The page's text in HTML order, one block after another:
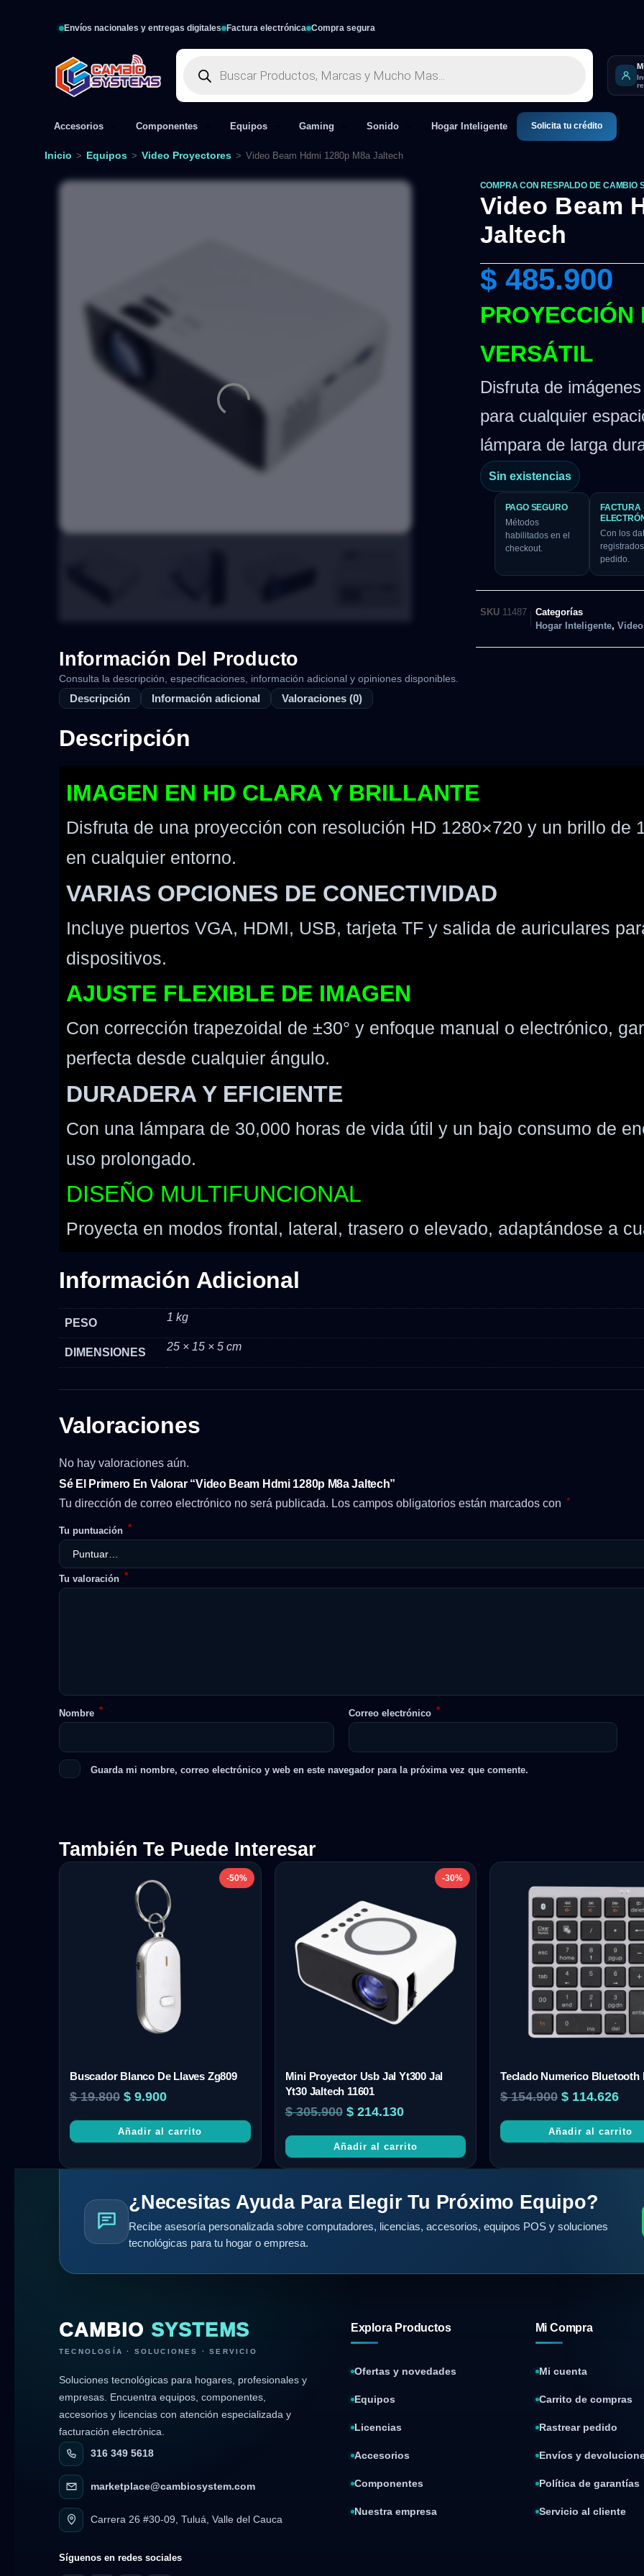
Envíos nacionales y entregas digitales Factura electrónica Compra segura
Accesorios Componentes Equipos Gaming Sonido Hogar Inteligente Solicita tu crédito
Inicio > Equipos > Video Proyectores > Video Beam Hdmi 1280p M8a Jaltech
COMPRA CON RESPALDO DE CAMBIO
Video Beam
Jaltech
$485.900
PROYECCIÓN
VERSÁTIL
Disfruta de
para cualquier
lámpara de larga
Sin existencias
PAGO SEGURO
Métodos
habilitados en el
checkout.
FACTURA
Con los
pedido.
SKU 11487
Categorías
Hogar Inteligente,
Información Del Producto
Consulta la descripción, especificaciones, información adicional y opiniones disponibles.
Descripción Información adicional Valoraciones (0)
Descripción
IMAGEN EN HD CLARA Y BRILLANTE
Disfruta de una proyección con resolución HD 1280×720 y un brillo de
en cualquier entorno.
VARIAS OPCIONES DE CONECTIVIDAD
Incluye puertos VGA, HDMI, USB, tarjeta TF y salida de auriculares
dispositivos.
AJUSTE FLEXIBLE DE IMAGEN
Con corrección trapezoidal de ±30° y enfoque manual o electrónico,
perfecta desde cualquier ángulo.
DURADERA Y EFICIENTE
Con una lámpara de 30,000 horas de vida útil y un bajo consumo de
uso prolongado.
DISEÑO MULTIFUNCIONAL
Proyecta en modos frontal, lateral, trasero o elevado, adaptándose a
Información Adicional
PESO 1 kg
DIMENSIONES 25 × 15 × 5 cm
Valoraciones
No hay valoraciones aún.
Sé El Primero En Valorar “Video Beam Hdmi 1280p M8a Jaltech”
Tu dirección de correo electrónico no será publicada. Los campos obligatorios están marcados con *
Tu puntuación *
Tu valoración *
Nombre * Correo electrónico *
Guarda mi nombre, correo electrónico y web en este navegador para la próxima vez que comente.
También Te Puede Interesar
-50%
Buscador Blanco De Llaves Zg809
$19.800 $ 9.900
Añadir al carrito
-30%
Mini Proyector Usb Jal Yt300 Jal
Yt30 Jaltech 11601
$305.900 $214.130
Añadir al carrito
Teclado Numerico Bluetooth
$154.900 $ 114.626
Añadir al carrito
¿Necesitas Ayuda Para Elegir Tu Próximo Equipo?
Recibe asesoría personalizada sobre computadores, licencias, accesorios, equipos POS y soluciones
tecnológicas para tu hogar o empresa.
CAMBIO SYSTEMS
TECNOLOGÍA · SOLUCIONES · SERVICIO
Soluciones tecnológicas para hogares, profesionales y
empresas. Encuentra equipos, componentes,
accesorios y licencias con atención especializada y
facturación electrónica.
316 349 5618
marketplace@cambiosystem.com
Carrera 26 #30-09, Tuluá, Valle del Cauca
Síguenos en redes sociales
Explora Productos
Ofertas y novedades
Equipos
Licencias
Accesorios
Componentes
Nuestra empresa
Mi Compra
Mi cuenta
Carrito de compras
Rastrear pedido
Envíos y
Política de garantías
Servicio al cliente